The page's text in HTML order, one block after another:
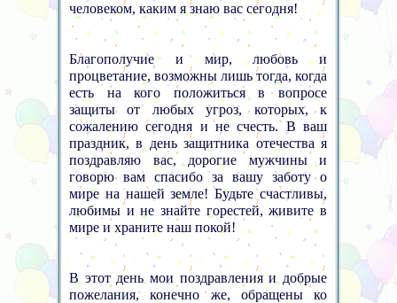
человеком, каким я знаю вас сегодня!
Благополучие и мир, любовь и
процветание, возможны лишь тогда, когда
есть на кого положиться в вопросе
защиты от любых угроз, которых, к
сожалению сегодня и не счесть. В ваш
праздник, в день защитника отечества я
поздравляю вас, дорогие мужчины и
говорю вам спасибо за вашу заботу о
мире на нашей земле! Будьте счастливы,
любимы и не знайте горестей, живите в
мире и храните наш покой!
В этот день мои поздравления и добрые
пожелания, конечно же, обращены ко